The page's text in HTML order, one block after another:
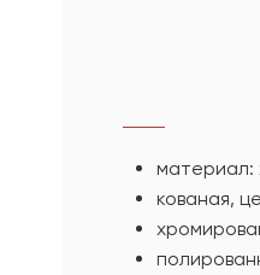
материал:
кованая,